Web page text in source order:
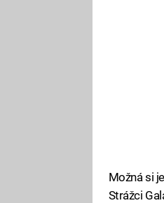
Možná si
Strážci